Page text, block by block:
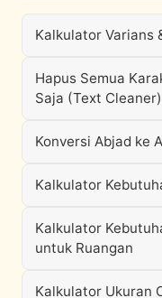
Kalkulator Varians
Hapus Semua
Saja (Text Cleaner)
Konversi Abjad ke
Kalkulator
Kalkulator
untuk Ruangan
Kalkulator Ukuran